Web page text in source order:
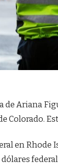
de Ariana
Colorado.
en Rhode